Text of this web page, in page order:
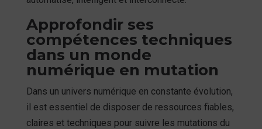
Approfondir ses
compétences techniques
dans un monde
numérique en mutation
Dans un univers numérique en constante évolution,
il est essentiel de disposer de ressources fiables,
claires et techniques pour suivre les mutations du